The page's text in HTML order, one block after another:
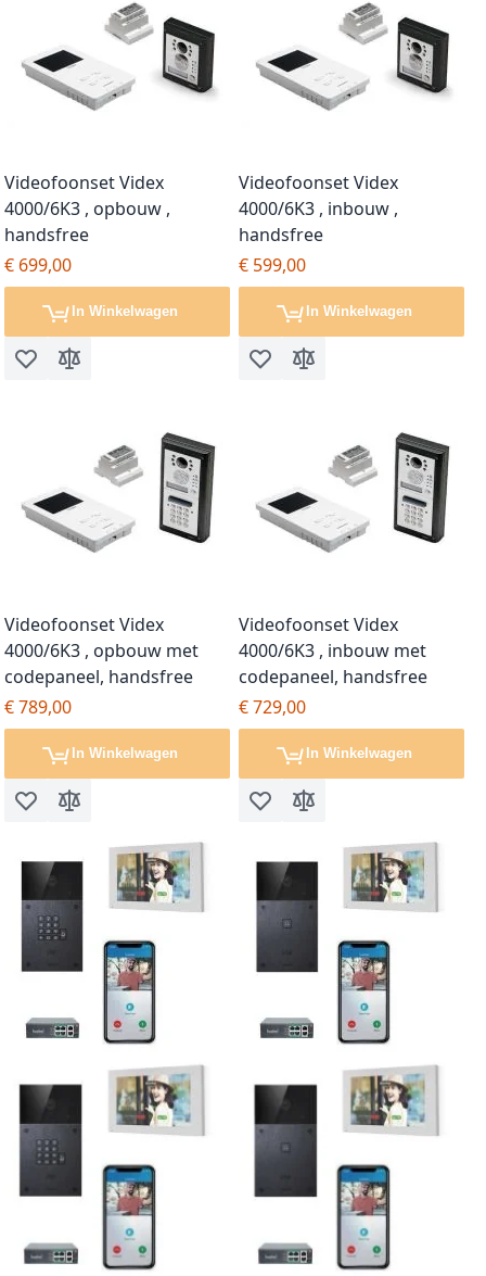
Videofoonset Videx
4000/6K3 , opbouw ,
handsfree
€ 699,00
In Winkelwagen
Voeg toe aan verlanglijst
Toevoegen om te vergelijken
Videofoonset Videx
4000/6K3 , inbouw ,
handsfree
€ 599,00
In Winkelwagen
Voeg toe aan verlanglijst
Toevoegen om te
Videofoonset Videx
4000/6K3 , opbouw met
codepaneel, handsfree
€ 789,00
In Winkelwagen
Voeg toe aan verlanglijst
Toevoegen om te vergelijken
Videofoonset Videx
4000/6K3 , inbouw met
codepaneel, handsfree
€ 729,00
In Winkelwagen
Voeg toe aan verlanglijst
Toevoegen om te